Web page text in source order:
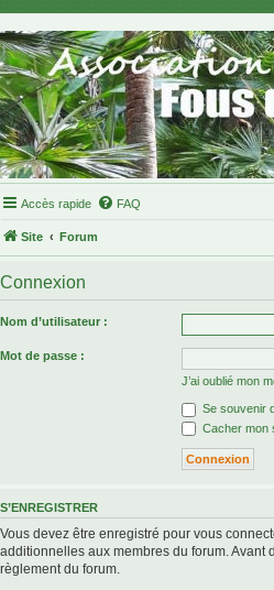
Accès rapide FAQ
Site Forum
Connexion
Nom d’utilisateur :
Mot de passe :
J’ai oublié mon
Se souvenir
Cacher mon
S’ENREGISTRER
Vous devez être enregistré pour vous
additionnelles aux membres du forum. Avant
règlement du forum.